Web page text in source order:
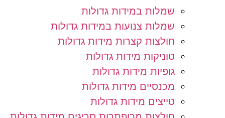
שמלות במידות גדולות
שמלות צנועות במידות גדולות
חולצות קצרות מידות גדולות
טוניקות מידות גדולות
גופיות מידות גדולות
מכנסיים מידות גדולות
טייצים מידות גדולות